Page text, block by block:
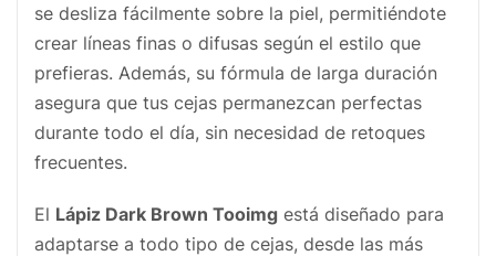
se desliza fácilmente sobre la piel, permitiéndote
crear líneas finas o difusas según el estilo que
prefieras. Además, su fórmula de larga duración
asegura que tus cejas permanezcan perfectas
durante todo el día, sin necesidad de retoques
frecuentes.
El Lápiz Dark Brown Tooimg está diseñado para
adaptarse a todo tipo de cejas, desde las más